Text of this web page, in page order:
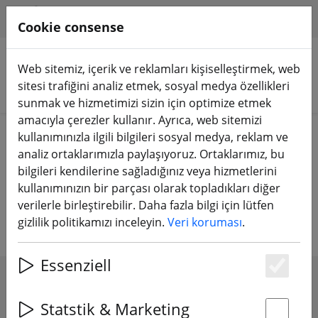
Ürünleri arayın
Home Ekipman
RC uzaktan kumanda
RC aksesuarları
RC uzaktan kumandalar için
aksesuarlar
Cookie consense
Web sitemiz, içerik ve reklamları kişiselleştirmek, web
sitesi trafiğini analiz etmek, sosyal medya özellikleri
sunmak ve hizmetimizi sizin için optimize etmek
amacıyla çerezler kullanır. Ayrıca, web sitemizi
kullanımınızla ilgili bilgileri sosyal medya, reklam ve
analiz ortaklarımızla paylaşıyoruz. Ortaklarımız, bu
bilgileri kendilerine sağladığınız veya hizmetlerini
kullanımınızın bir parçası olarak topladıkları diğer
verilerle birleştirebilir. Daha fazla bilgi için lütfen
gizlilik politikamızı inceleyin. Veri koruması.
Essenziell
Statstik & Marketing